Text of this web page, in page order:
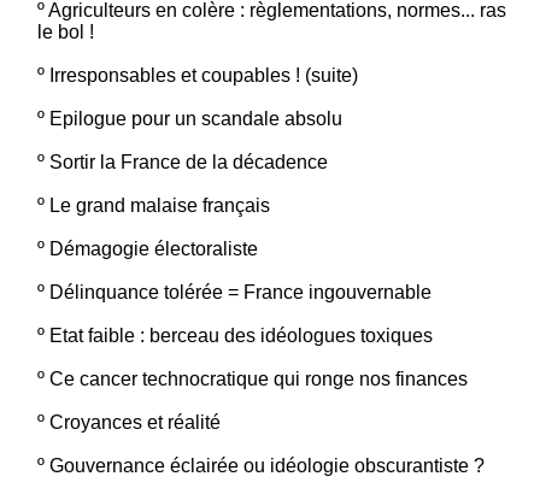
ºAgriculteurs en colère : règlementations, normes... ras
le bol !
º Irresponsables et coupables ! (suite)
º Epilogue pour un scandale absolu
º Sortir la France de la décadence
º Le grand malaise français
º Démagogie électoraliste
º Délinquance tolérée = France ingouvernable
º Etat faible : berceau des idéologues toxiques
º Ce cancer technocratique qui ronge nos finances
º Croyances et réalité
º Gouvernance éclairée ou idéologie obscurantiste ?